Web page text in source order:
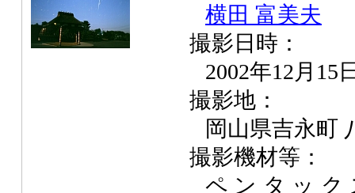
横田 富美夫
撮影日時：
2002年12月15
撮影地：
岡山県吉永町
撮影機材等：
ペンタック